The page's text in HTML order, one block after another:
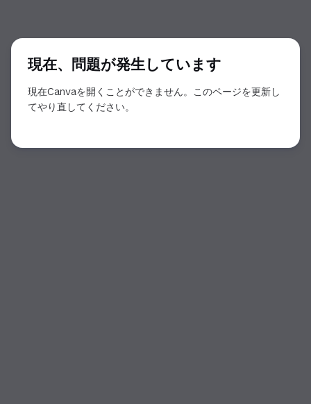
現在、問題が発生しています
現在Canvaを開くことができません。このページを更新し
てやり直してください。